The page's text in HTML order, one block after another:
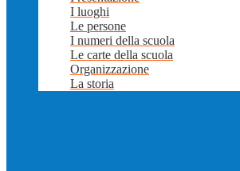
I luoghi
Le persone
I numeri della scuola
Le carte della scuola
Organizzazione
La storia